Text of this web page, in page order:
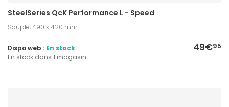
SteelSeries QcK Performance L - Speed
Souple, 490 x 420 mm
49€95
Dispo web : En stock
En stock dans 1 magasin